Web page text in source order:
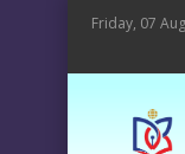
Friday, 07